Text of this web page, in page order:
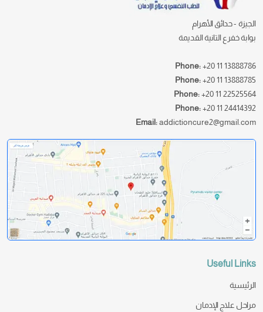
الجيزة - حدائق الأهرام
بوابة خفرع التانية القديمة
Phone:+20 11 13888786
Phone:+20 11 13888785
Phone:+20 11 22525564
Phone:+20 11 24414392
Email:addictioncure2@gmail.com
Useful Links
الرئيسية
مراحل علاج الإدمان